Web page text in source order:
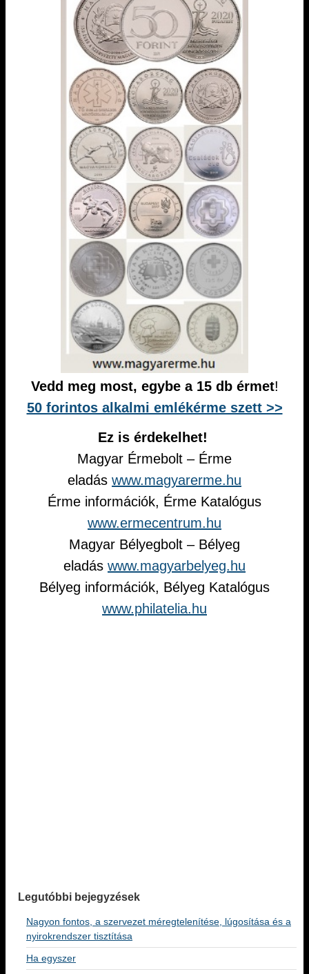
Vedd meg most, egybe a 15 db érmet!
50 forintos alkalmi emlékérme szett >>
Ez is érdekelhet!
Magyar Érmebolt – Érme
eladás www.magyarerme.hu
Érme információk, Érme Katalógus
www.ermecentrum.hu
Magyar Bélyegbolt – Bélyeg
eladás www.magyarbelyeg.hu
Bélyeg információk, Bélyeg Katalógus
www.philatelia.hu
Legutóbbi bejegyzések
Nagyon fontos, a szervezet méregtelenítése, lúgosítása és a
nyirokrendszer tisztítása
Ha egyszer